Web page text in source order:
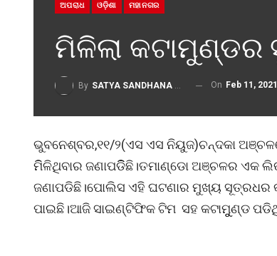
ଅପରାଧ ଓଡ଼ିଶା ମହାନଗର
ମିଳିଲା କଟାମୁଣ୍ଡର
By SATYA SANDHANA DESK On Feb 11, 2021
ଭୁବନେଶ୍ବର,୧୧/୨(ଏସ ଏସ ନିୟୁଜ)ଚନ୍ଦକା
ମିିଳିଥିବାର ଜଣାପଡିିିଛି।ତମାଣ୍ଡୋ ଅଞ୍ଚଳର ଏକ
ଜଣାପଡିଛି।ପୋଲିସ ଏହି ଘଟଣାର ମୁଖ୍ୟ ସୂତ୍ରଧର
ପାଇଛି।ଆଜି ସାଇଣ୍ଟିଫିକ ଟିମ ସହ କଟାମୁୁଣ୍ଡ